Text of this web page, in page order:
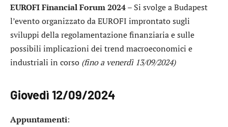
EUROFI Financial Forum 2024– Si svolge a Budapest
l’evento organizzato da EUROFI improntato sugli
sviluppi della regolamentazione finanziaria e sulle
possibili implicazioni dei trend macroeconomici e
industriali in corso (fino a venerdì 13/09/2024)
Giovedì 12/09/2024
Appuntamenti: